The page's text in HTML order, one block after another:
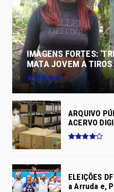
IMAGENS FORTES:
MATA JOVEM A
ARQUIVO
ACERVO
ELEIÇÕES
a Arruda e,